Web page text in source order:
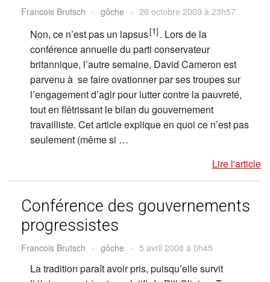
Francois Brutsch - gôche - 26 octobre 2009 à 23h57
Non, ce n’est pas un lapsus[1] . Lors de la
conférence annuelle du parti conservateur
britannique, l’autre semaine, David Cameron est
parvenu à se faire ovationner par ses troupes sur
l’engagement d’agir pour lutter contre la pauvreté,
tout en flétrissant le bilan du gouvernement
travailliste. Cet article explique en quoi ce n’est pas
seulement (même si …
Lire l'article
Conférence des gouvernements
progressistes
Francois Brutsch - gôche - 5 avril 2008 à 0h45
La tradition paraît avoir pris, puisqu’elle survit